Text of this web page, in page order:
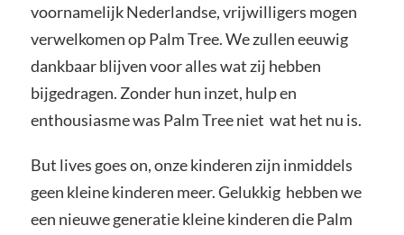
voornamelijk Nederlandse, vrijwilligers mogen
verwelkomen op Palm Tree. We zullen eeuwig
dankbaar blijven voor alles wat zij hebben
bijgedragen. Zonder hun inzet, hulp en
enthousiasme was Palm Tree niet wat het nu is.
But lives goes on, onze kinderen zijn inmiddels
geen kleine kinderen meer. Gelukkig hebben we
een nieuwe generatie kleine kinderen die Palm